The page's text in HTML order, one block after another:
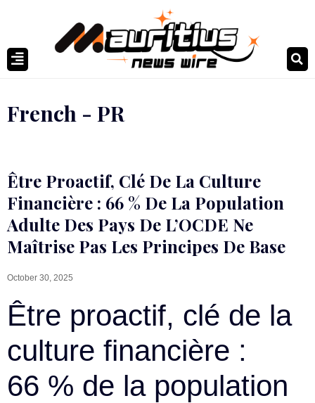
French - PR
Être Proactif, Clé De La Culture
Financière : 66 % De La Population
Adulte Des Pays De L’OCDE Ne
Maîtrise Pas Les Principes De Base
October 30, 2025
Être proactif, clé de la
culture financière :
66 % de la population